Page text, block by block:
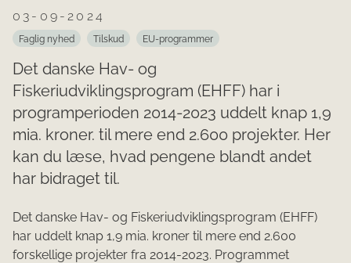
03-09-2024
Faglig nyhed Tilskud EU-programmer
Det danske Hav- og
Fiskeriudviklingsprogram (EHFF) har i
programperioden 2014-2023 uddelt knap 1,9
mia. kroner. til mere end 2.600 projekter. Her
kan du læse, hvad pengene blandt andet
har bidraget til.
Det danske Hav- og Fiskeriudviklingsprogram (EHFF)
har uddelt knap 1,9 mia. kroner til mere end 2.600
forskellige projekter fra 2014-2023. Programmet